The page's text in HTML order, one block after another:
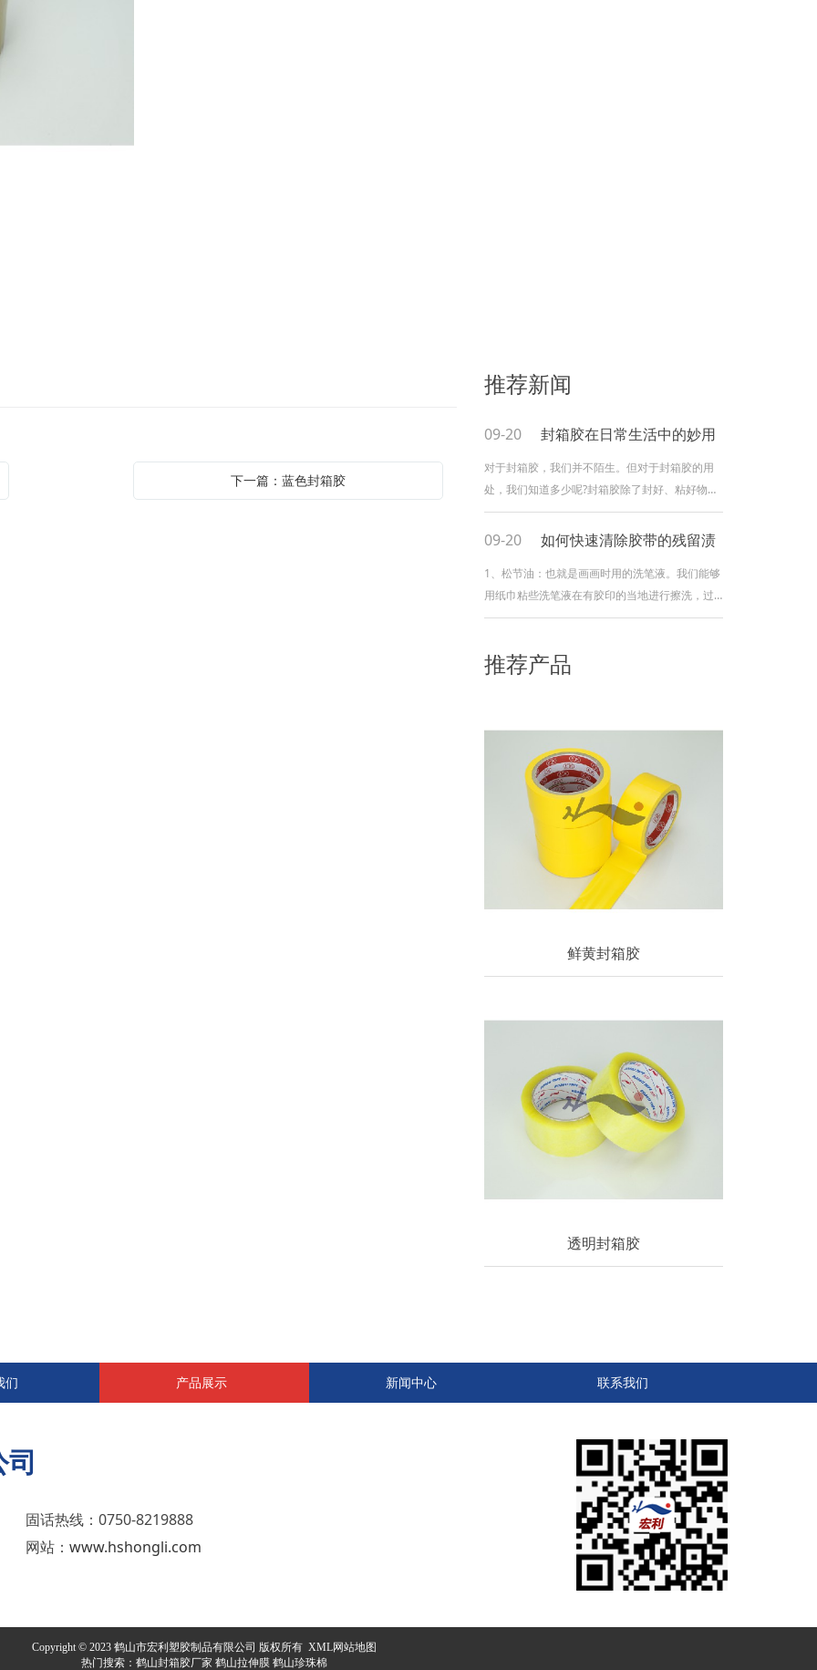
下一篇：蓝色封箱胶
推荐新闻
09-20 封箱胶在日常生活中的妙用
对于封箱胶，我们并不陌生。但对于封箱胶的用
处，我们知道多少呢?封箱胶除了封好、粘好物品
外，还有其它用处吗?今天我们一起探讨封箱胶在
日常生活的妙用。
09-20 如何快速清除胶带的残留渍
1、松节油：也就是画画时用的洗笔液。我们能够
用纸巾粘些洗笔液在有胶印的当地进行擦洗，过
一会就能够去除。2、新旧透明胶张贴：这是运用
推荐产品
鲜黄封箱胶
透明封箱胶
们 产品展示 新闻中心 联系我们
固话热线： 0750-8219888
网站： www.hshongli.com
Copyright © 2023 鹤山市宏利塑胶制品有限公司 版权所有 XML网站地图
热门搜索： 鹤山封箱胶厂家 鹤山拉伸膜 鹤山珍珠棉